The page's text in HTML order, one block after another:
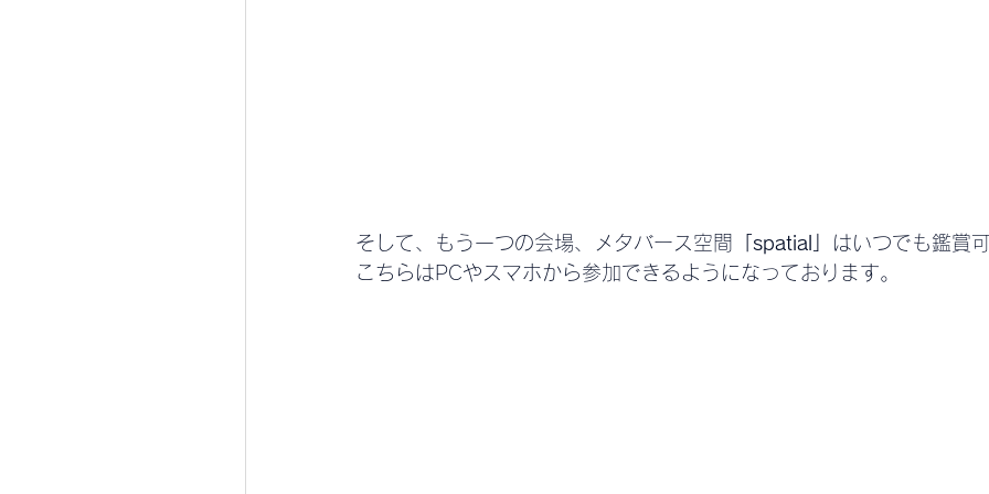
そして、もう一つの会場、メタバース空間 「spatial」
はいつでも鑑賞
こちらはPCやスマホから参加できるようになっております。